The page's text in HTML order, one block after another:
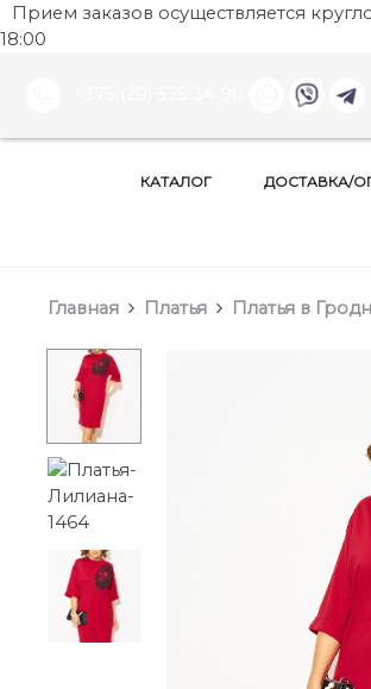
Прием заказов осуществляется
18:00
КАТАЛОГ ДОСТАВКА/
Главная Платья Платья в